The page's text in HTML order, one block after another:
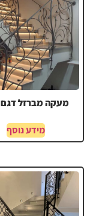
מעקה מברזל דגם 824
מידע נוסף